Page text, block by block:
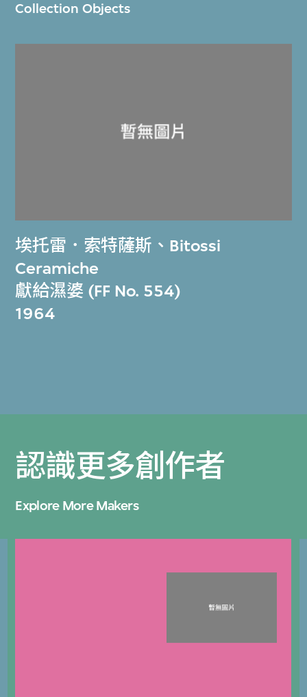
Collection Objects
埃托雷．索特薩斯 、 Bitossi
Ceramiche
獻給濕婆 (FF No. 554)
1964
認識更多創作者
Explore More Makers